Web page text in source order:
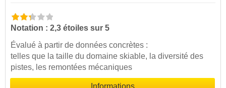
Notation : 2,3 étoiles sur 5
Évalué à partir de données concrètes :
telles que la taille du domaine skiable, la diversité des
pistes, les remontées mécaniques
Informations